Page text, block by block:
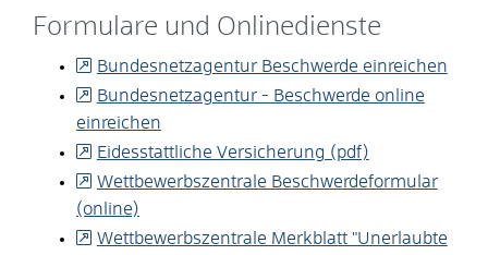
Formulare und Onlinedienste
Bundesnetzagentur Beschwerde einreichen
Bundesnetzagentur - Beschwerde online
einreichen
Eidesstattliche Versicherung (pdf)
Wettbewerbszentrale Beschwerdeformular
(online)
Wettbewerbszentrale Merkblatt "Unerlaubte